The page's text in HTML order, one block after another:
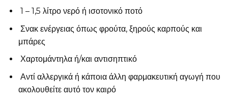
1 – 1,5 λίτρο νερό ή ισοτονικό ποτό
Σνακ ενέργειας όπως φρούτα, ξηρούς καρπούς και
μπάρες
Χαρτομάντηλα ή/και αντισηπτικό
Αντί αλλεργικά ή κάποια άλλη φαρμακευτική αγωγή που
ακολουθείτε αυτό τον καιρό